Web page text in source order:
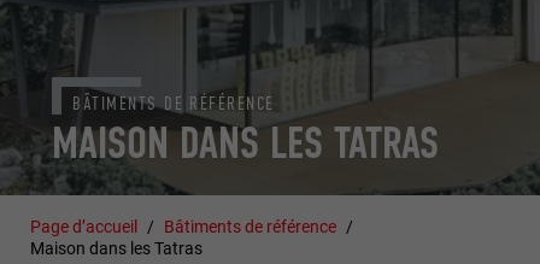
MAISON DANS LES TATRAS
BÂTIMENTS DE RÉFÉRENCE
Page d’accueil
Bâtiments de référence
Maison dans les Tatras